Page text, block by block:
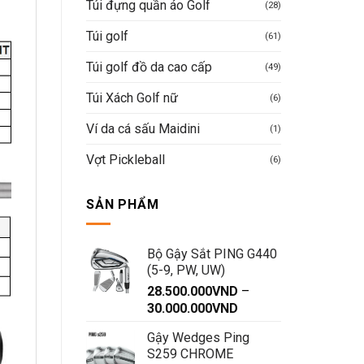
Túi đựng quần áo Golf (28)
Túi golf (61)
Túi golf đồ da cao cấp (49)
Túi Xách Golf nữ (6)
Ví da cá sấu Maidini (1)
Vợt Pickleball (6)
SẢN PHẨM
Bộ Gậy Sắt PING G440
(5-9, PW, UW)
28.500.000VND –
30.000.000VND
từ
Gậy Wedges Ping
S259 CHROME